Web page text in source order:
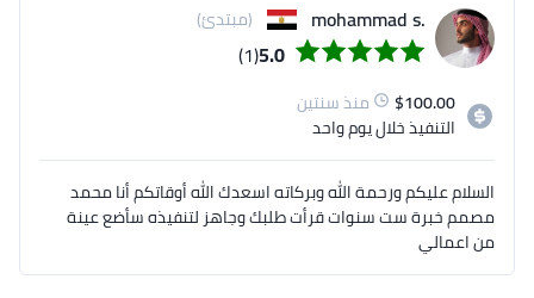
.mohammad s (مبتدئ)
5.0
(1)
$100.00
منذ سنتين
التنفيذخلال يوم واحد
السلام عليكم ورحمة الله وبركاته اسعدك الله أوقاتكم أنا محمد
مصمم خبرة ست سنوات قرأت طلبك وجاهز لتنفيذه سأضع عينة
من اعمالي